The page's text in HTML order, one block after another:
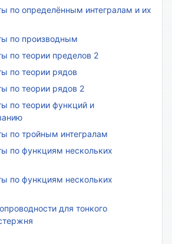
по определённым интегралам и их
по производным
по теории пределов 2
по теории рядов
по теории рядов 2
по теории функций и
по тройным интегралам
по функциям нескольких
по функциям нескольких
для тонкого